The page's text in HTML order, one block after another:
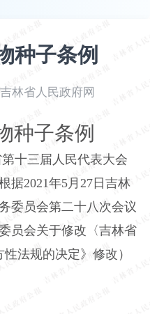
种子条例
吉林省人民政府网
种子条例
十三届人民代表大会
据2021年5月27日吉林
委员会第二十八次会议
员会关于修改〈吉林省
法规的决定》修改）